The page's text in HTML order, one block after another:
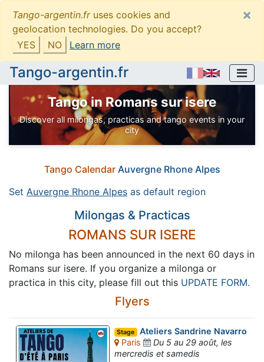
Tango-argentin.fruses cookies and
geolocation technologies. Do you accept?
YES
NO Learn more
×
Tango-argentin.fr
Tango in Romans sur isere
Discover all milongas, practicas and tango events in your
city
Tango Calendar Auvergne Rhone Alpes
Set Auvergne Rhone Alpes as default region
Milongas & Practicas
ROMANS SUR ISERE
No milonga has been announced in the next 60 days in
Romans sur isere. If you organize a milonga or
practica in this city, please fill out this UPDATE FORM.
Flyers
Stage Ateliers Sandrine Navarro
Paris
Du 5 au 29 août, les
mercredis et samedis